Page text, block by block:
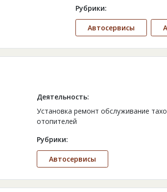
Рубрики:
Автосервисы
Деятельность:
Установка ремонт обслуживание
отопителей
Рубрики:
Автосервисы